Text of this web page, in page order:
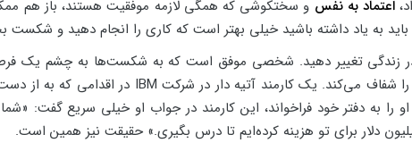
اعتماد به نفس و سختکوشی که همگی لازمه موفقیت هستند، باز هم
به یاد داشته باشید خیلی بهتر است که کاری را انجام دهید و شکست
زندگی تغییر دهید. شخصی موفق است که به شکست‌ها به چشم یک فرصت
را به دفتر خود فراخواند، این کارمند در جواب او خیلی سریع گفت: